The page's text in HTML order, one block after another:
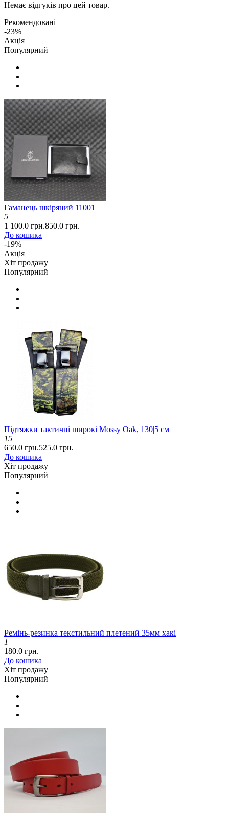
Немає відгуків про цей товар.
Рекомендовані
-23%
Акція
Популярний
Гаманець шкіряний 11001
5
1 100.0 грн.850.0 грн.
До кошика
-19%
Акція
Хіт продажу
Популярний
Підтяжки тактичні широкі Mossy Oak, 130|5 см
15
650.0 грн.525.0 грн.
До кошика
Хіт продажу
Популярний
Ремінь-резинка текстильний плетений 35мм хакі
1
180.0 грн.
До кошика
Хіт продажу
Популярний